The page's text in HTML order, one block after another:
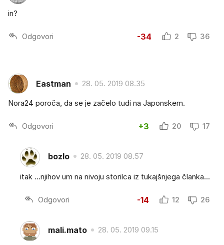
in?
Odgovori -34 2 36
Eastman 28. 05. 2019 08.35
Nora24 poroča, da se je začelo tudi na Japonskem.
Odgovori +3 20 17
bozlo 28. 05. 2019 08.57
itak ...njihov um na nivoju storilca iz tukajšnjega članka...
Odgovori -14 12 26
mali.mato 28. 05. 2019 09.15